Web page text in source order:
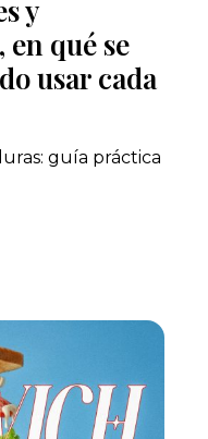
y
en qué se
usar cada
guía práctica